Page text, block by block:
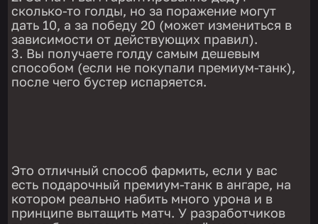
сколько-то голды, но за поражение могут
дать 10, а за победу 20 (может измениться в
зависимости от действующих правил).
Вы получаете голду самым дешевым
способом (если не покупали премиум-танк),
после чего бустер испаряется.
Это отличный способ фармить, если у вас
есть подарочный премиум-танк в ангаре, на
котором реально набить много урона и в
принципе вытащить матч. У разработчиков